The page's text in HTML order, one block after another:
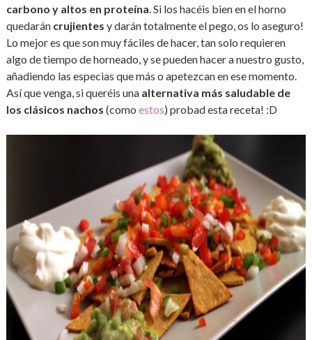
carbono y altos en proteína. Si los hacéis bien en el horno
quedarán crujientes y darán totalmente el pego, os lo aseguro!
Lo mejor es que son muy fáciles de hacer, tan solo requieren
algo de tiempo de horneado, y se pueden hacer a nuestro gusto,
añadiendo las especias que más o apetezcan en ese momento.
Así que venga, si queréis una alternativa más saludable de
los clásicos nachos (como estos) probad esta receta! :D